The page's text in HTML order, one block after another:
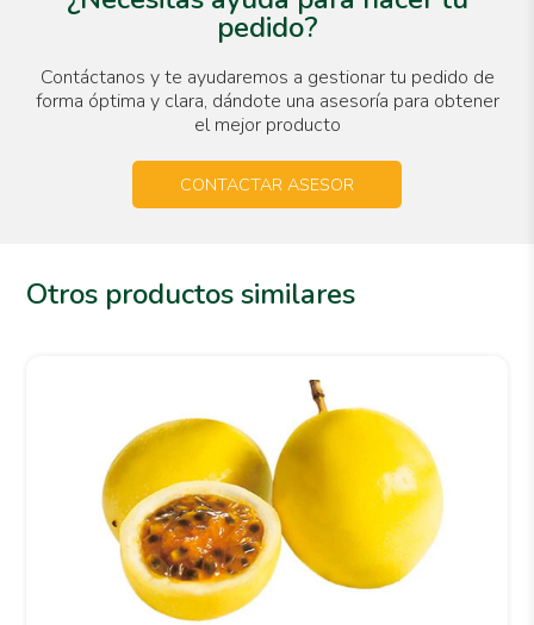
pedido?
Contáctanos y te ayudaremos a gestionar tu pedido de
forma óptima y clara, dándote una asesoría para obtener
el mejor producto
CONTACTAR ASESOR
Otros productos similares